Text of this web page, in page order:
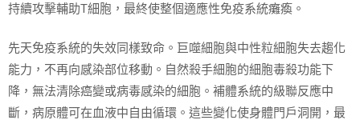
持續攻擊輔助T細胞，最終使整個適應性免疫系統癱瘓。
先天免疫系統的失效同樣致命。巨噬細胞與中性粒細胞失去趨化
能力，不再向感染部位移動。自然殺手細胞的細胞毒殺功能下
降，無法清除癌變或病毒感染的細胞。補體系統的級聯反應中
斷，病原體可在血液中自由循環。這些變化使身體門戶洞開，最